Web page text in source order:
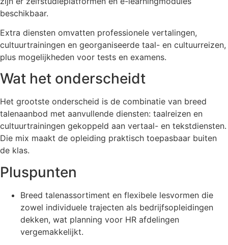
beschikbaar.
Extra diensten omvatten professionele vertalingen,
cultuurtrainingen en georganiseerde taal- en cultuurreizen,
plus mogelijkheden voor tests en examens.
Wat het onderscheidt
Het grootste onderscheid is de combinatie van breed
talenaanbod met aanvullende diensten: taalreizen en
cultuurtrainingen gekoppeld aan vertaal- en tekstdiensten.
Die mix maakt de opleiding praktisch toepasbaar buiten
de klas.
Pluspunten
Breed talenassortiment en flexibele lesvormen die
zowel individuele trajecten als bedrijfsopleidingen
dekken, wat planning voor HR afdelingen
vergemakkelijkt.